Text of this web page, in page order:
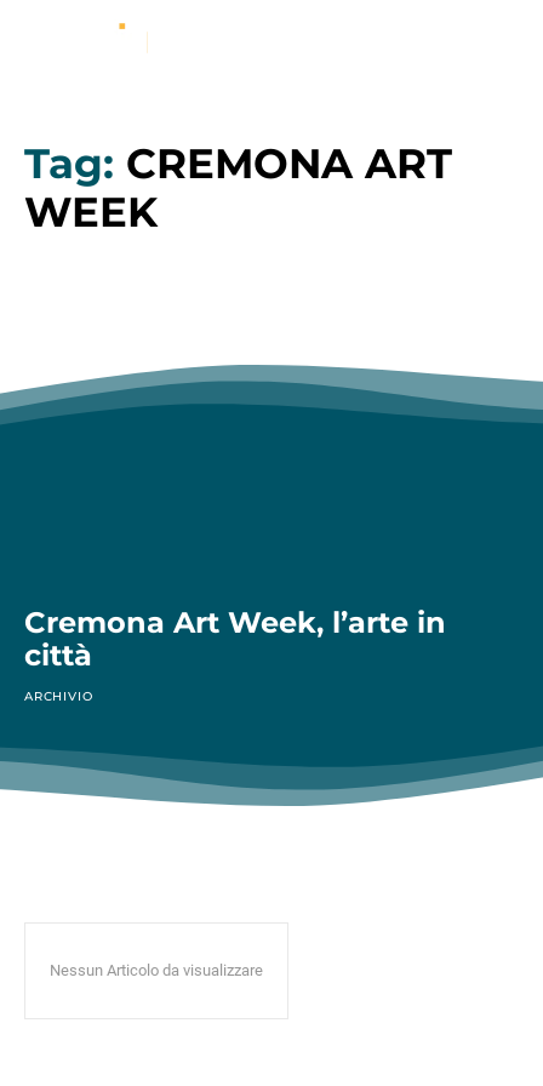
Tag: CREMONA ART
WEEK
Cremona Art Week, l’arte in
città
ARCHIVIO
Nessun Articolo da visualizzare